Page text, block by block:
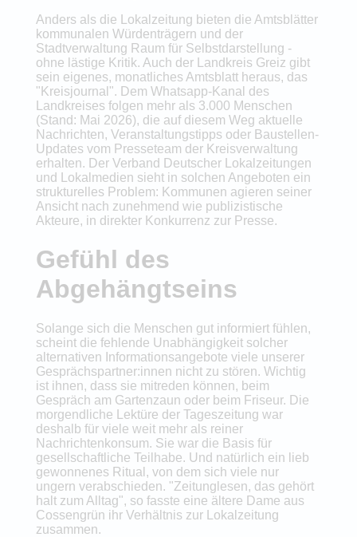
Anders als die Lokalzeitung bieten die Amtsblätter
kommunalen Würdenträgern und der
Stadtverwaltung Raum für Selbstdarstellung -
ohne lästige Kritik. Auch der Landkreis Greiz gibt
sein eigenes, monatliches Amtsblatt heraus, das
"Kreisjournal". Dem Whatsapp-Kanal des
Landkreises folgen mehr als 3.000 Menschen
(Stand: Mai 2026), die auf diesem Weg aktuelle
Nachrichten, Veranstaltungstipps oder Baustellen-
Updates vom Presseteam der Kreisverwaltung
erhalten. Der Verband Deutscher Lokalzeitungen
und Lokalmedien sieht in solchen Angeboten ein
strukturelles Problem: Kommunen agieren seiner
Ansicht nach zunehmend wie publizistische
Akteure, in direkter Konkurrenz zur Presse.
Gefühl des
Abgehängtseins
Solange sich die Menschen gut informiert fühlen,
scheint die fehlende Unabhängigkeit solcher
alternativen Informationsangebote viele unserer
Gesprächspartner:innen nicht zu stören. Wichtig
ist ihnen, dass sie mitreden können, beim
Gespräch am Gartenzaun oder beim Friseur. Die
morgendliche Lektüre der Tageszeitung war
deshalb für viele weit mehr als reiner
Nachrichtenkonsum. Sie war die Basis für
gesellschaftliche Teilhabe. Und natürlich ein lieb
gewonnenes Ritual, von dem sich viele nur
ungern verabschieden. "Zeitunglesen, das gehört
halt zum Alltag", so fasste eine ältere Dame aus
Cossengrün ihr Verhältnis zur Lokalzeitung
zusammen.